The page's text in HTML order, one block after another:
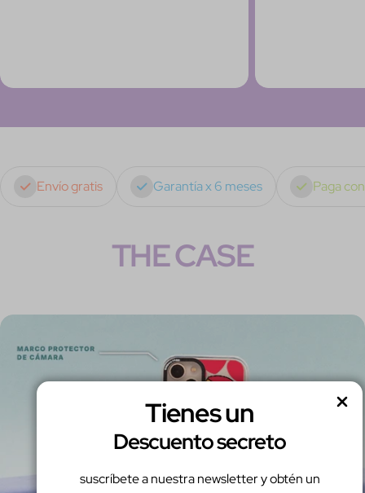
Tienes un
Descuento secreto
suscríbete a nuestra newsletter y obtén un
Envío gratis Garantía x 6 meses Paga
THE CASE